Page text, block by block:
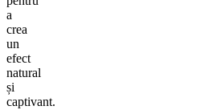
a
crea
un
efect
natural
și
captivant.